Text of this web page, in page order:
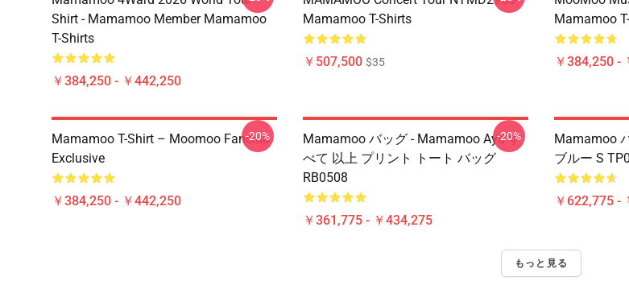
Shirt - Mamamoo Member Mamamoo
T-Shirts
￥384,250 - ￥442,250
Mamamoo T-Shirts
￥507,500 $35
Mamamoo
￥384,250 -
Mamamoo T-Shirt – Moomoo Fanclub
Exclusive
￥384,250 - ￥442,250
-20%
Mamamoo バッグ - Mamamoo Aya す
べて 以上 プリント トート バッグ
RB0508
￥361,775 - ￥434,275
-20%
Mamamoo
ブルー S
￥622,775 -
もっと見る